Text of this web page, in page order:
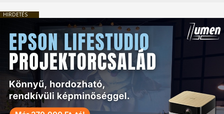
HIRDETÉS